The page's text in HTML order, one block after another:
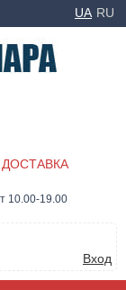
UA RU
10.00-19.00
Вход